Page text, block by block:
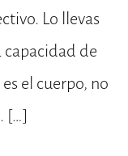
Lo llevas
capacidad de
el cuerpo, no
[…]